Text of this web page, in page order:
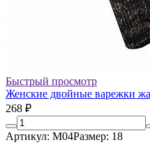
Быстрый просмотр
Женские двойные варежки
268 ₽
Артикул: М04Размер: 18